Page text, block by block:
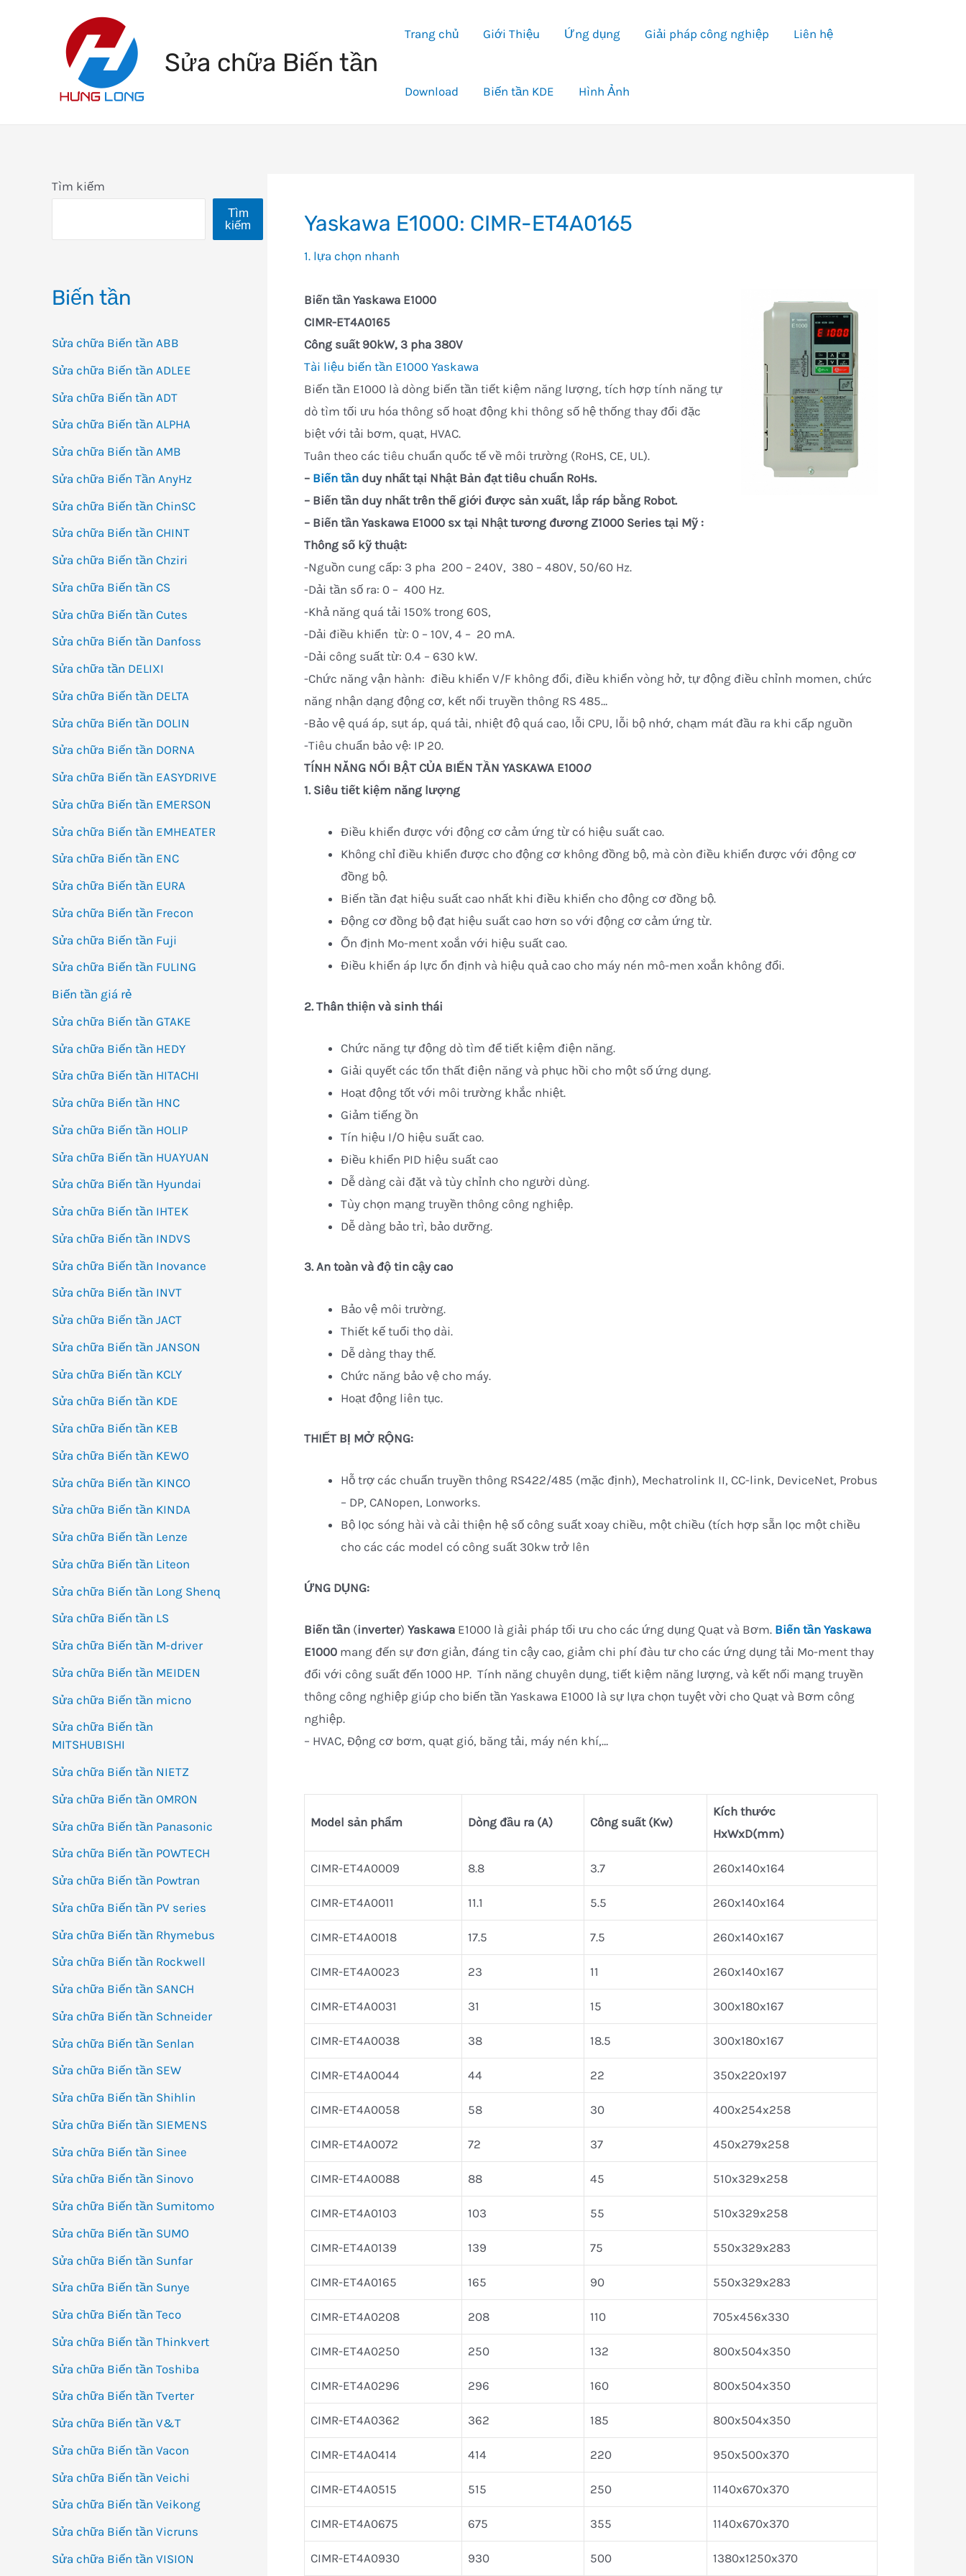
Sửa chữa Biến tần
Trang chủ Giới Thiệu Ứng dụng Giải pháp công nghiệp Liên hệ
Download Biến tần KDE Hình Ảnh
Tìm kiếm
Tìm
kiếm
Biến tần
Sửa chữa Biến tần ABB
Sửa chữa Biến tần ADLEE
Sửa chữa Biến tần ADT
Sửa chữa Biến tần ALPHA
Sửa chữa Biến tần AMB
Sửa chữa Biến Tần AnyHz
Sửa chữa Biến tần ChinSC
Sửa chữa Biến tần CHINT
Sửa chữa Biến tần Chziri
Sửa chữa Biến tần CS
Sửa chữa Biến tần Cutes
Sửa chữa Biến tần Danfoss
Sửa chữa tần DELIXI
Sửa chữa Biến tần DELTA
Sửa chữa Biến tần DOLIN
Sửa chữa Biến tần DORNA
Sửa chữa Biến tần EASYDRIVE
Sửa chữa Biến tần EMERSON
Sửa chữa Biến tần EMHEATER
Sửa chữa Biến tần ENC
Sửa chữa Biến tần EURA
Sửa chữa Biến tần Frecon
Sửa chữa Biến tần Fuji
Sửa chữa Biến tần FULING
Biến tần giá rẻ
Sửa chữa Biến tần GTAKE
Sửa chữa Biến tần HEDY
Sửa chữa Biến tần HITACHI
Sửa chữa Biến tần HNC
Sửa chữa Biến tần HOLIP
Sửa chữa Biến tần HUAYUAN
Sửa chữa Biến tần Hyundai
Sửa chữa Biến tần IHTEK
Sửa chữa Biến tần INDVS
Sửa chữa Biến tần Inovance
Sửa chữa Biến tần INVT
Sửa chữa Biến tần JACT
Sửa chữa Biến tần JANSON
Sửa chữa Biến tần KCLY
Sửa chữa Biến tần KDE
Sửa chữa Biến tần KEB
Sửa chữa Biến tần KEWO
Sửa chữa Biến tần KINCO
Sửa chữa Biến tần KINDA
Sửa chữa Biến tần Lenze
Sửa chữa Biến tần Liteon
Sửa chữa Biến tần Long Shenq
Sửa chữa Biến tần LS
Sửa chữa Biến tần M-driver
Sửa chữa Biến tần MEIDEN
Sửa chữa Biến tần micno
Sửa chữa Biến tần
MITSHUBISHI
Sửa chữa Biến tần NIETZ
Sửa chữa Biến tần OMRON
Sửa chữa Biến tần Panasonic
Sửa chữa Biến tần POWTECH
Sửa chữa Biến tần Powtran
Sửa chữa Biến tần PV series
Sửa chữa Biến tần Rhymebus
Sửa chữa Biến tần Rockwell
Sửa chữa Biến tần SANCH
Sửa chữa Biến tần Schneider
Sửa chữa Biến tần Senlan
Sửa chữa Biến tần SEW
Sửa chữa Biến tần Shihlin
Sửa chữa Biến tần SIEMENS
Sửa chữa Biến tần Sinee
Sửa chữa Biến tần Sinovo
Sửa chữa Biến tần Sumitomo
Sửa chữa Biến tần SUMO
Sửa chữa Biến tần Sunfar
Sửa chữa Biến tần Sunye
Sửa chữa Biến tần Teco
Sửa chữa Biến tần Thinkvert
Sửa chữa Biến tần Toshiba
Sửa chữa Biến tần Tverter
Sửa chữa Biến tần V&T
Sửa chữa Biến tần Vacon
Sửa chữa Biến tần Veichi
Sửa chữa Biến tần Veikong
Sửa chữa Biến tần Vicruns
Sửa chữa Biến tần VISION
Yaskawa E1000: CIMR-ET4A0165
1. lựa chọn nhanh
Biến tần Yaskawa E1000
CIMR-ET4A0165
Công suất 90kW, 3 pha 380V
Tài liệu biến tần E1000 Yaskawa
Biến tần E1000 là dòng biến tần tiết kiệm năng lượng, tích hợp tính năng tự
dò tìm tối ưu hóa thông số hoạt động khi thông số hệ thống thay đổi đặc
biệt với tải bơm, quạt, HVAC.
Tuân theo các tiêu chuẩn quốc tế về môi trường (RoHS, CE, UL).
– Biến tần duy nhất tại Nhật Bản đạt tiêu chuẩn RoHs.
– Biến tần duy nhất trên thế giới được sản xuất, lắp ráp bằng Robot.
– Biến tần Yaskawa E1000 sx tại Nhật tương đương Z1000 Series tại Mỹ :
Thông số kỹ thuật:
-Nguồn cung cấp: 3 pha 200 – 240V, 380 – 480V, 50/60 Hz.
-Dải tần số ra: 0 – 400 Hz.
-Khả năng quá tải 150% trong 60S,
-Dải điều khiển từ: 0 – 10V, 4 – 20 mA.
-Dải công suất từ: 0.4 – 630 kW.
-Chức năng vận hành: điều khiển V/F không đổi, điều khiển vòng hở, tự động điều chỉnh momen, chức
năng nhận dạng động cơ, kết nối truyền thông RS 485…
-Bảo vệ quá áp, sụt áp, quá tải, nhiệt độ quá cao, lỗi CPU, lỗi bộ nhớ, chạm mát đầu ra khi cấp nguồn
-Tiêu chuẩn bảo vệ: IP 20.
TÍNH NĂNG NỔI BẬT CỦA BIẾN TẦN YASKAWA E1000
1. Siêu tiết kiệm năng lượng
Điều khiển được với động cơ cảm ứng từ có hiệu suất cao.
Không chỉ điều khiển được cho động cơ không đồng bộ, mà còn điều khiển được với động cơ
đồng bộ.
Biến tần đạt hiệu suất cao nhất khi điều khiển cho động cơ đồng bộ.
Động cơ đồng bộ đạt hiệu suất cao hơn so với động cơ cảm ứng từ.
Ổn định Mo-ment xoắn với hiệu suất cao.
Điều khiển áp lực ổn định và hiệu quả cao cho máy nén mô-men xoắn không đổi.
2. Thân thiện và sinh thái
Chức năng tự động dò tìm để tiết kiệm điện năng.
Giải quyết các tổn thất điện năng và phục hồi cho một số ứng dụng.
Hoạt động tốt với môi trường khắc nhiệt.
Giảm tiếng ồn
Tín hiệu I/O hiệu suất cao.
Điều khiển PID hiệu suất cao
Dễ dàng cài đặt và tùy chỉnh cho người dùng.
Tùy chọn mạng truyền thông công nghiệp.
Dễ dàng bảo trì, bảo dưỡng.
3. An toàn và độ tin cậy cao
Bảo vệ môi trường.
Thiết kế tuổi thọ dài.
Dễ dàng thay thế.
Chức năng bảo vệ cho máy.
Hoạt động liên tục.
THIẾT BỊ MỞ RỘNG:
Hỗ trợ các chuẩn truyền thông RS422/485 (mặc định), Mechatrolink II, CC-link, DeviceNet, Probus
– DP, CANopen, Lonworks.
Bộ lọc sóng hài và cải thiện hệ số công suất xoay chiều, một chiều (tích hợp sẵn lọc một chiều
cho các các model có công suất 30kw trở lên
ỨNG DỤNG:
Biến tần (inverter) Yaskawa E1000 là giải pháp tối ưu cho các ứng dụng Quạt và Bơm. Biến tần Yaskawa
E1000 mang đến sự đơn giản, đáng tin cậy cao, giảm chi phí đàu tư cho các ứng dụng tải Mo-ment thay
đổi với công suất đến 1000 HP. Tính năng chuyên dụng, tiết kiệm năng lượng, và kết nối mạng truyền
thông công nghiệp giúp cho biến tần Yaskawa E1000 là sự lựa chọn tuyệt vời cho Quạt và Bơm công
nghiệp.
– HVAC, Động cơ bơm, quạt gió, băng tải, máy nén khí,…
Model sản phẩm Dòng đầu ra (A) Công suất (Kw)
Kích thước
HxWxD(mm)
CIMR-ET4A0009 8.8 3.7 260x140x164
CIMR-ET4A0011 11.1 5.5 260x140x164
CIMR-ET4A0018 17.5 7.5 260x140x167
CIMR-ET4A0023 23 11 260x140x167
CIMR-ET4A0031 31 15 300x180x167
CIMR-ET4A0038 38 18.5 300x180x167
CIMR-ET4A0044 44 22 350x220x197
CIMR-ET4A0058 58 30 400x254x258
CIMR-ET4A0072 72 37 450x279x258
CIMR-ET4A0088 88 45 510x329x258
CIMR-ET4A0103 103 55 510x329x258
CIMR-ET4A0139 139 75 550x329x283
CIMR-ET4A0165 165 90 550x329x283
CIMR-ET4A0208 208 110 705x456x330
CIMR-ET4A0250 250 132 800x504x350
CIMR-ET4A0296 296 160 800x504x350
CIMR-ET4A0362 362 185 800x504x350
CIMR-ET4A0414 414 220 950x500x370
CIMR-ET4A0515 515 250 1140x670x370
CIMR-ET4A0675 675 355 1140x670x370
CIMR-ET4A0930 930 500 1380x1250x370